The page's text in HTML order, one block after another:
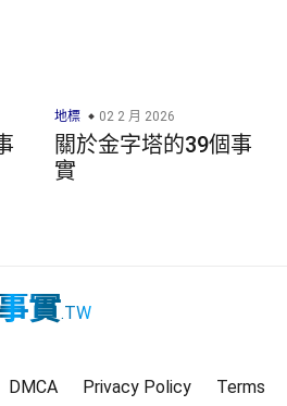
地標 02 2 月 2026
關於金字塔的39個事
實
實.TW
DMCA Privacy Policy
Terms